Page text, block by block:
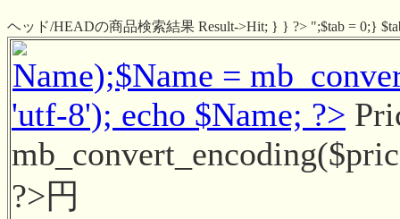
ヘッド/HEADの商品検索結果 Result->Hit; } } ?> ";$tab = 0;}
Name);$Name =
'utf-8'); echo $Name; ?>
?>円